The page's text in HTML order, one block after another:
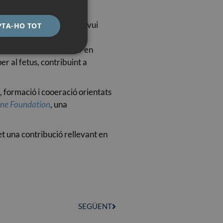
cromosòmiques, avui
maneig clínic de
ha estat pioner en
al fetus, contribuint a
formació i cooeració orientats
Foundation, una
una contribució rellevant en
SEGÜENT
ESPAÑOL
HO TOT